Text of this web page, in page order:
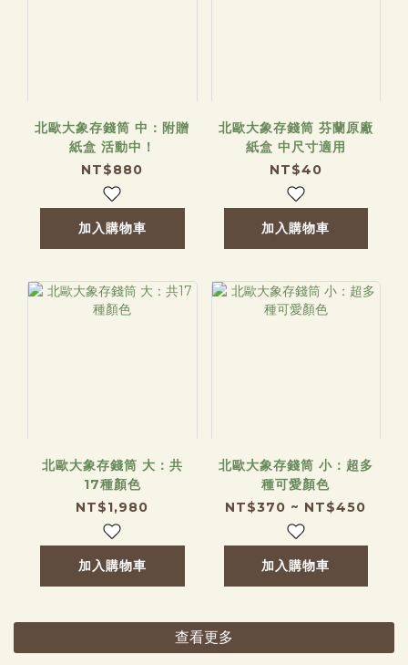
北歐大象存錢筒 中：附贈
紙盒 活動中！
NT$880
加入購物車
北歐大象存錢筒 芬蘭原廠
紙盒 中尺寸適用
NT$40
加入購物車
北歐大象存錢筒 大：共
17種顏色
NT$1,980
加入購物車
北歐大象存錢筒 小：超多
種可愛顏色
NT$370 ~ NT$450
加入購物車
查看更多